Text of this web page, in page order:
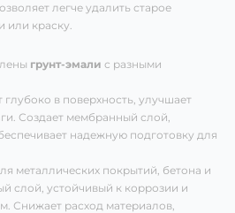
легче удалить старое
или краску.
грунт-эмали с разными
глубоко в поверхность, улучшает
Создает мембранный слой,
надежную подготовку для
металлических покрытий, бетона и
слой, устойчивый к коррозии и
Снижает расход материалов,